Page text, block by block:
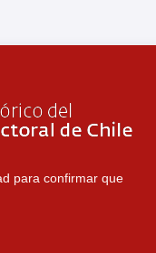
para confirmar que